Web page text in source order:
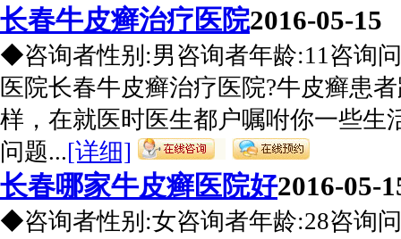
长春牛皮癣治疗医院2016-05-15
◆咨询者性别:男咨询者年龄:11咨询
医院长春牛皮癣治疗医院?牛皮癣患
样，在就医时医生都户嘱咐你一些生
问题...[详细]
长春哪家牛皮癣医院好2016-05-
◆咨询者性别:女咨询者年龄:28咨询